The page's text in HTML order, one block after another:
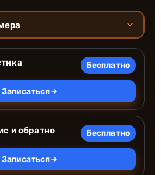
Бесплатно
Записаться
и обратно Бесплатно
Записаться